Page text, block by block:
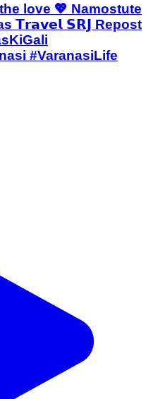
the love 💖 Namostute
𝗧𝗿𝗮𝘃𝗲𝗹 𝗦𝗥𝗝 Repost
#VaranasiLife